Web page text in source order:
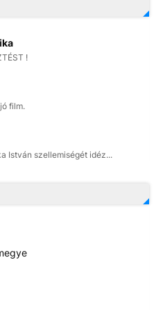
!
film.
István szellemiségét idéz...